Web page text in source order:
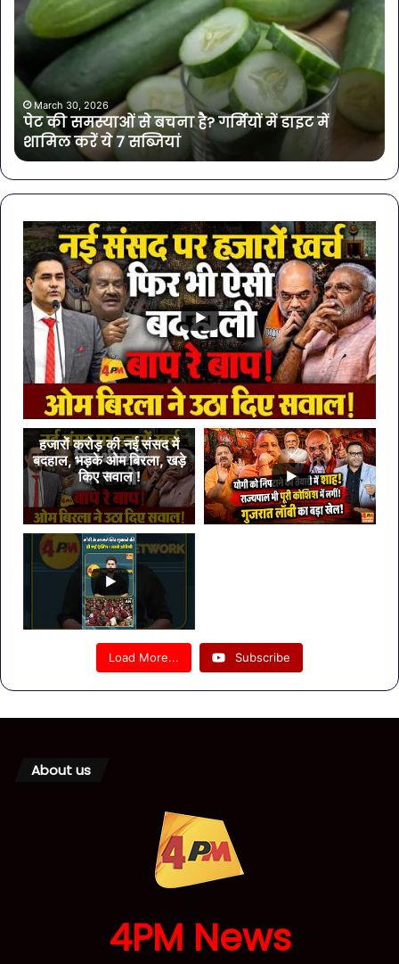
समस्याओं
गर्मियों
डाइट
शामिल
करें
ये
सब्जियां
March 30, 2026
पेट की समस्याओं से बचना है? गर्मियों में डाइट में
शामिल करें ये 7 सब्जियां
के
हजारों करोड़ की नई संसद में
बदहाल, भड़के ओम बिरला, खड़े
किए सवाल !
Load More... Subscribe
About us
4PM News